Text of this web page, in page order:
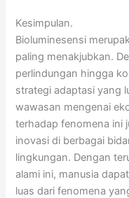
Kesimpulan.
Bioluminesensi
paling menakjubkan.
perlindungan hingga
strategi adaptasi yang
wawasan mengenai
terhadap fenomena ini
inovasi di berbagai
lingkungan. Dengan
alami ini, manusia
luas dari fenomena